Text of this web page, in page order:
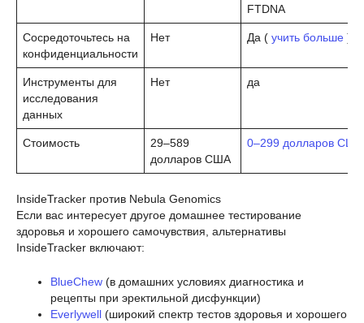
FTDNA
Сосредоточьтесь на
конфиденциальности
Нет Да ( учить больше )
Инструменты для
исследования
данных
Нет да
Стоимость
29–589
долларов США
0–299 долларов США
InsideTracker против Nebula Genomics
Если вас интересует другое домашнее тестирование
здоровья и хорошего самочувствия, альтернативы
InsideTracker включают:
BlueChew (в домашних условиях диагностика и
рецепты при эректильной дисфункции)
Everlywell (широкий спектр тестов здоровья и хорошего